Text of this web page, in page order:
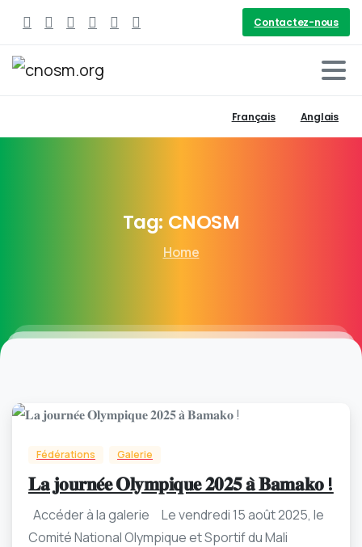
Contactez-nous
Français Anglais
Tag: CNOSM
Home
Fédérations Galerie
𝐋𝐚 𝐣𝐨𝐮𝐫𝐧𝐞́𝐞 𝐎𝐥𝐲𝐦𝐩𝐢𝐪𝐮𝐞 𝟐𝟎𝟐𝟓 𝐚̀ 𝐁𝐚𝐦𝐚𝐤𝐨 !
Accéder à la galerie Le vendredi 15 août 2025, le
Comité National Olympique et Sportif du Mali